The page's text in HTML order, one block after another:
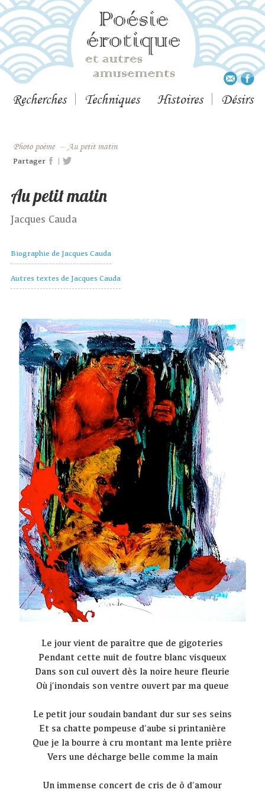
Recherches Techniques Histoires Désirs
Photo poème – Au petit matin
Partager |
Au petit matin
Jacques Cauda
Biographie de Jacques Cauda
Autres textes de Jacques Cauda
Le jour vient de paraître que de gigoteries
Pendant cette nuit de foutre blanc visqueux
Dans son cul ouvert dès la noire heure fleurie
Où j’inondais son ventre ouvert par ma queue
Le petit jour soudain bandant dur sur ses seins
Et sa chatte pompeuse d’aube si printanière
Que je la bourre à cru montant ma lente prière
Vers une décharge belle comme la main
Un immense concert de cris de ô d’amour